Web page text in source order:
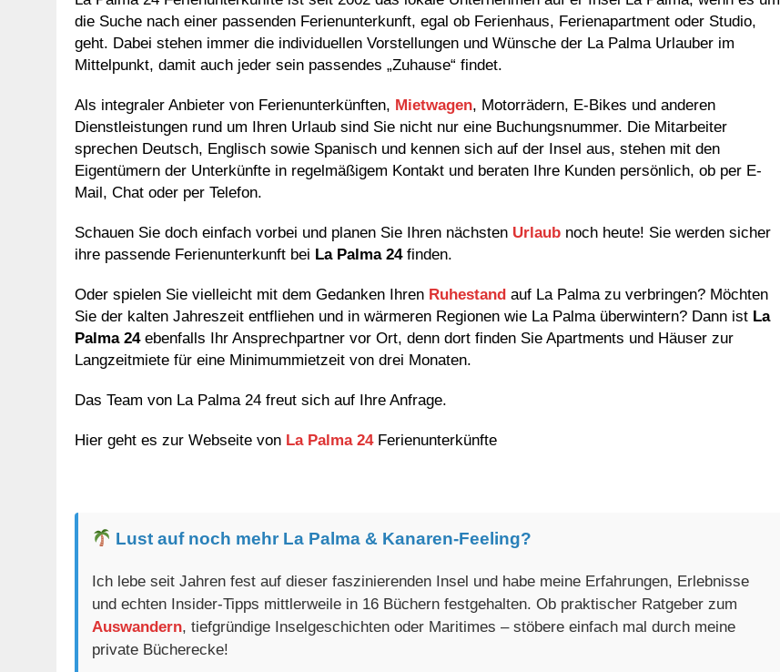
die Suche nach einer passenden Ferienunterkunft, egal ob Ferienhaus, Ferienapartment oder Studio,
geht. Dabei stehen immer die individuellen Vorstellungen und Wünsche der La Palma Urlauber im
Mittelpunkt, damit auch jeder sein passendes „Zuhause“ findet.
Als integraler Anbieter von Ferienunterkünften, Mietwagen, Motorrädern, E-Bikes und anderen
Dienstleistungen rund um Ihren Urlaub sind Sie nicht nur eine Buchungsnummer. Die Mitarbeiter
sprechen Deutsch, Englisch sowie Spanisch und kennen sich auf der Insel aus, stehen mit den
Eigentümern der Unterkünfte in regelmäßigem Kontakt und beraten Ihre Kunden persönlich, ob per E-
Mail, Chat oder per Telefon.
Schauen Sie doch einfach vorbei und planen Sie Ihren nächsten Urlaub noch heute! Sie werden sicher
ihre passende Ferienunterkunft bei La Palma 24finden.
Oder spielen Sie vielleicht mit dem Gedanken Ihren Ruhestand auf La Palma zu verbringen? Möchten
Sie der kalten Jahreszeit entfliehen und in wärmeren Regionen wie La Palma überwintern? Dann ist La
Palma 24ebenfalls Ihr Ansprechpartner vor Ort, denn dort finden Sie Apartments und Häuser zur
Langzeitmiete für eine Minimummietzeit von drei Monaten.
Das Team von La Palma 24 freut sich auf Ihre Anfrage.
Hier geht es zur Webseite von La Palma 24Ferienunterkünfte
Lust auf noch mehr La Palma & Kanaren-Feeling?
Ich lebe seit Jahren fest auf dieser faszinierenden Insel und habe meine Erfahrungen, Erlebnisse
und echten Insider-Tipps mittlerweile in 16 Büchern festgehalten. Ob praktischer Ratgeber zum
Auswandern, tiefgründige Inselgeschichten oder Maritimes – stöbere einfach mal durch meine
private Bücherecke!